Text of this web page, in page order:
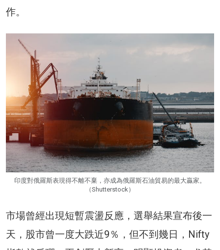
作。
印度對俄羅斯表現得不離不棄，亦成為俄羅斯石油貿易的最大贏家。
（Shutterstock）
市場曾經出現短暫震盪反應，選舉結果宣布後一
天，股市曾一度大跌近9％，但不到幾日，Nifty